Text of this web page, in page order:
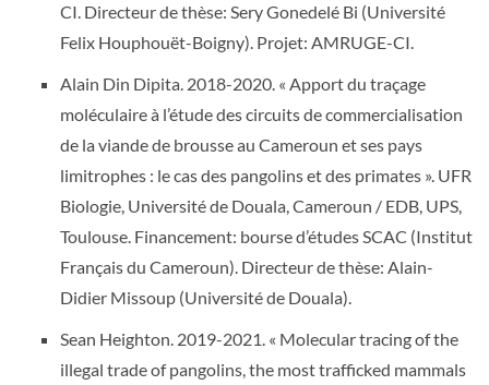
CI. Directeur de thèse: Sery Gonedelé Bi (Université
Felix Houphouët-Boigny). Projet: AMRUGE-CI.
Alain Din Dipita. 2018-2020. « Apport du traçage
moléculaire à l’étude des circuits de commercialisation
de la viande de brousse au Cameroun et ses pays
limitrophes : le cas des pangolins et des primates ». UFR
Biologie, Université de Douala, Cameroun / EDB, UPS,
Toulouse. Financement: bourse d’études SCAC (Institut
Français du Cameroun). Directeur de thèse: Alain-
Didier Missoup (Université de Douala).
Sean Heighton. 2019-2021. « Molecular tracing of the
illegal trade of pangolins, the most trafficked mammals